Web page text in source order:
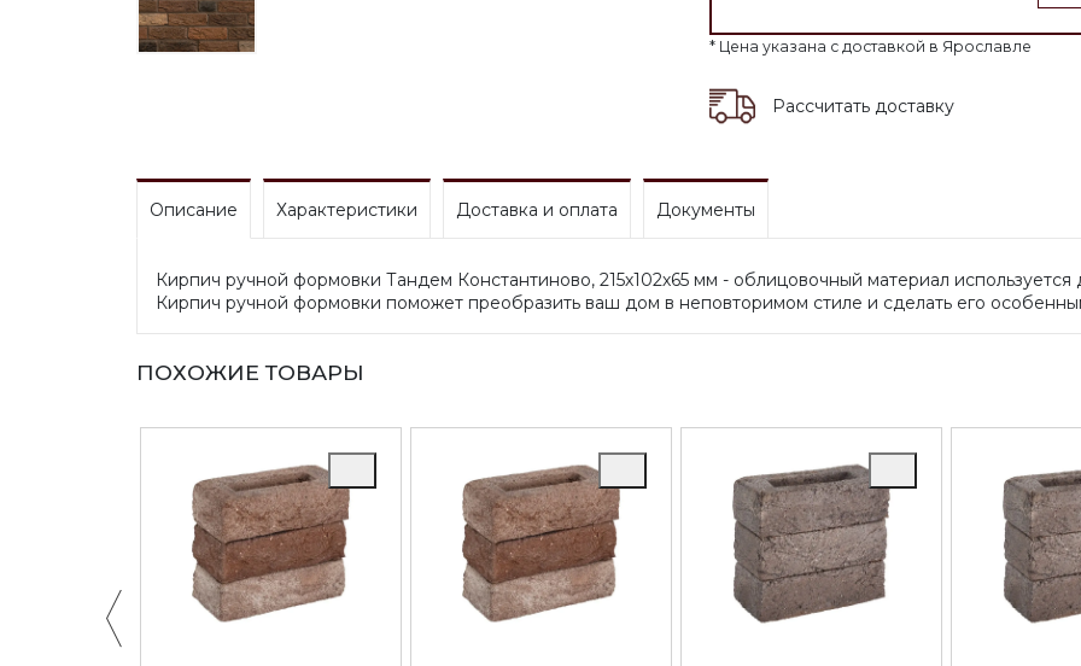
* Цена указана с доставкой в Ярославле
Рассчитать доставку
Описание Характеристики Доставка и оплата Документы
Кирпич ручной формовки Тандем Константиново, 215х102х65 мм - облицовочный материал
Кирпич ручной формовки поможет преобразить ваш дом в неповторимом стиле и сделать его
ПОХОЖИЕ ТОВАРЫ